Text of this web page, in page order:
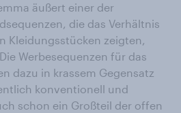
äußert einer der
die das Verhältnis
Kleidungsstücken zeigten,
Werbesequenzen für das
dazu in krassem Gegensatz
konventionell und
schon ein Großteil der offen